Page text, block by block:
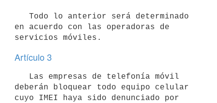
en acuerdo con las operadoras de
Artículo 3
deberán bloquear todo equipo celular
cuyo IMEI haya sido denunciado por